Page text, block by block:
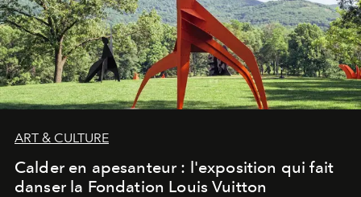
ART & CULTURE
Calder en apesanteur : l'exposition qui fait
danser la Fondation Louis Vuitton